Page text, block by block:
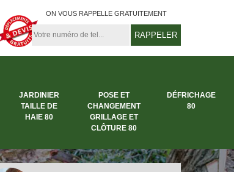
ON VOUS RAPPELLE GRATUITEMENT
JARDINIER
TAILLE DE
HAIE 80
POSE ET
CHANGEMENT
GRILLAGE ET
CLÔTURE 80
DÉFRICHAGE
80